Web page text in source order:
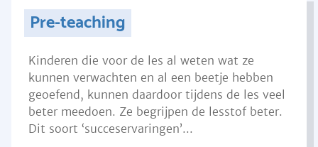
Pre-teaching
Kinderen die voor de les al weten wat ze
kunnen verwachten en al een beetje hebben
geoefend, kunnen daardoor tijdens de les veel
beter meedoen. Ze begrijpen de lesstof beter.
Dit soort ‘succeservaringen’...